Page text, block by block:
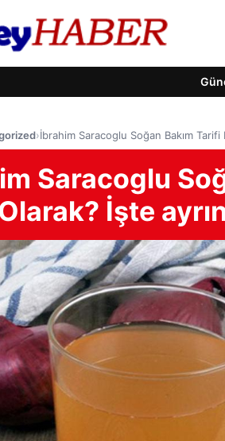
›İbrahim Saracoglu Soğan Bakım
Saracoglu
İşte